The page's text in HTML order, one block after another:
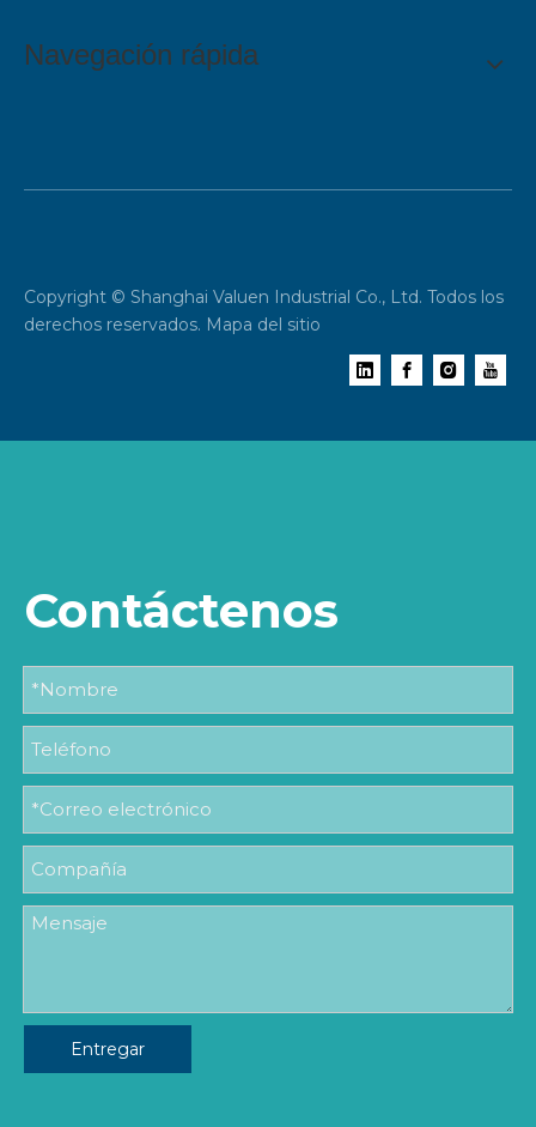
Navegación rápida
Copyright © Shanghai Valuen Industrial Co., Ltd. Todos los
derechos reservados. Mapa del sitio
Contáctenos
Entregar